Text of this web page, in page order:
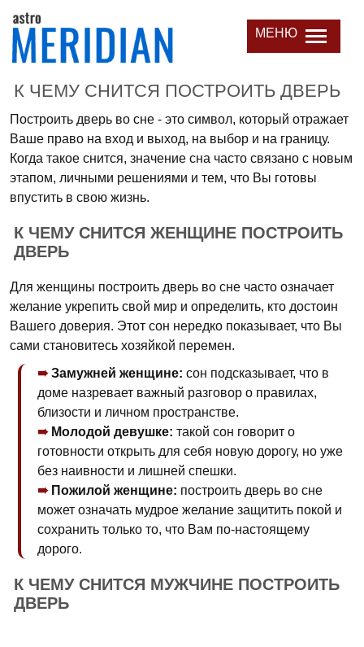
МЕНЮ
К ЧЕМУ СНИТСЯ ПОСТРОИТЬ ДВЕРЬ
Построить дверь во сне - это символ, который отражает
Ваше право на вход и выход, на выбор и на границу.
Когда такое снится, значение сна часто связано с новым
этапом, личными решениями и тем, что Вы готовы
впустить в свою жизнь.
К ЧЕМУ СНИТСЯ ЖЕНЩИНЕ ПОСТРОИТЬ
ДВЕРЬ
Для женщины построить дверь во сне часто означает
желание укрепить свой мир и определить, кто достоин
Вашего доверия. Этот сон нередко показывает, что Вы
сами становитесь хозяйкой перемен.
Замужней женщине: сон подсказывает, что в
доме назревает важный разговор о правилах,
близости и личном пространстве.
Молодой девушке: такой сон говорит о
готовности открыть для себя новую дорогу, но уже
без наивности и лишней спешки.
Пожилой женщине: построить дверь во сне
может означать мудрое желание защитить покой и
сохранить только то, что Вам по-настоящему
дорого.
К ЧЕМУ СНИТСЯ МУЖЧИНЕ ПОСТРОИТЬ
ДВЕРЬ